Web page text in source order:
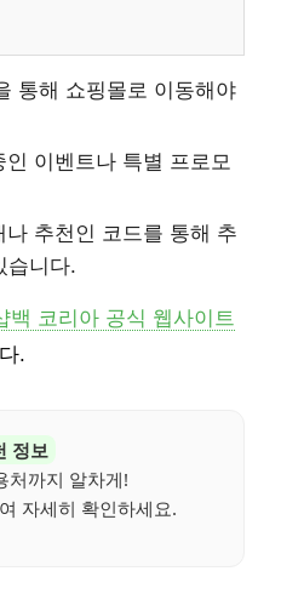
통해 쇼핑몰로 이동해야
인 이벤트나 특별 프로모
나 추천인 코드를 통해 추
습니다.
백 코리아 공식 웹사이트
.
정보
처까지 알차게!
자세히 확인하세요.